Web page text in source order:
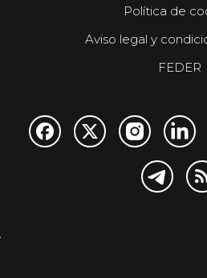
Política de
Aviso legal y
FEDER